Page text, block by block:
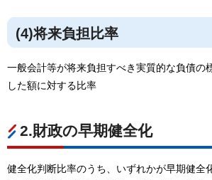
(4)将来負担比率
一般会計等が将来負担すべき実質的な負債の
した額に対する比率
2.財政の早期健全化
健全化判断比率のうち、いずれかが早期健全